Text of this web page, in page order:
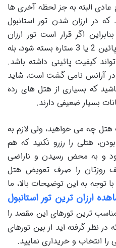
عادی البته به جز لحظه آخری ‌ها
در ارزان شدن تور استانبول
اگر قرار است تور ارزان
استانبول شما با یک هتل سطح پائین 2 یا 3 ستاره بسته شود، بله
کیفیت پائینی داشته باشد.
در آزانس نامی گشت است، شاید
که بسیاری از هتل ‌های رده
هتل چه می‌ خواهید، ولی لازم به
هتلی را رزرو نکنید که هم
و به محض رسیدن و ناراضی
روزتان را صرف تعویض هتل
توجه به این توضیحات بالا، ما
ارزان ترین تور استانبول
مناسب ترین تورهای این مقصد را
در نظر گرفته اید از بین تورهای
را انتخاب و خریداری نمایید.